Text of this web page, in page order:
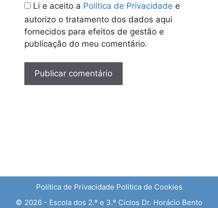
Li e aceito a Política de Privacidade e
autorizo o tratamento dos dados aqui
fornecidos para efeitos de gestão e
publicação do meu comentário.
Política de Privacidade Política de Cookies
© 2026 - Escola dos 2.º e 3.º Ciclos Dr. Horácio Bento